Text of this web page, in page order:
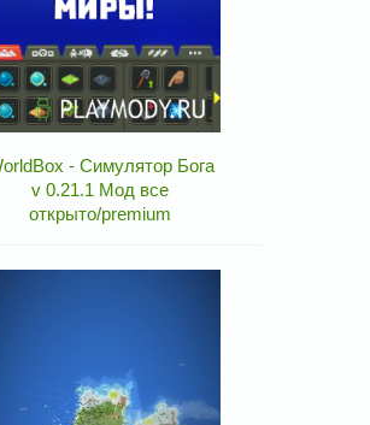
- Симулятор Бога
v 0.21.1 Мод все
открыто/premium